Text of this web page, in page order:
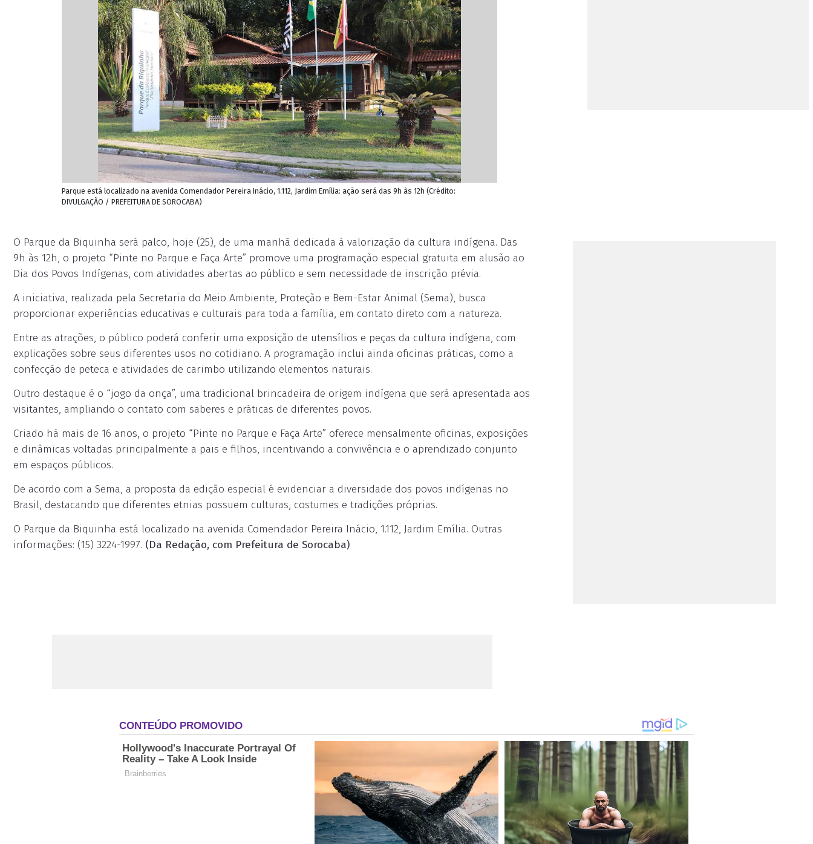
Parque está localizado na avenida Comendador Pereira Inácio, 1.112, Jardim Emília: ação será das 9h às 12h (Crédito:
DIVULGAÇÃO / PREFEITURA DE SOROCABA)
O Parque da Biquinha será palco, hoje (25), de uma manhã dedicada à valorização da cultura indígena. Das
9h às 12h, o projeto “Pinte no Parque e Faça Arte” promove uma programação especial gratuita em alusão ao
Dia dos Povos Indígenas, com atividades abertas ao público e sem necessidade de inscrição prévia.
A iniciativa, realizada pela Secretaria do Meio Ambiente, Proteção e Bem-Estar Animal (Sema), busca
proporcionar experiências educativas e culturais para toda a família, em contato direto com a natureza.
Entre as atrações, o público poderá conferir uma exposição de utensílios e peças da cultura indígena, com
explicações sobre seus diferentes usos no cotidiano. A programação inclui ainda oficinas práticas, como a
confecção de peteca e atividades de carimbo utilizando elementos naturais.
Outro destaque é o “jogo da onça”, uma tradicional brincadeira de origem indígena que será apresentada aos
visitantes, ampliando o contato com saberes e práticas de diferentes povos.
Criado há mais de 16 anos, o projeto “Pinte no Parque e Faça Arte” oferece mensalmente oficinas, exposições
e dinâmicas voltadas principalmente a pais e filhos, incentivando a convivência e o aprendizado conjunto
em espaços públicos.
De acordo com a Sema, a proposta da edição especial é evidenciar a diversidade dos povos indígenas no
Brasil, destacando que diferentes etnias possuem culturas, costumes e tradições próprias.
O Parque da Biquinha está localizado na avenida Comendador Pereira Inácio, 1.112, Jardim Emília. Outras
informações: (15) 3224-1997. (Da Redação, com Prefeitura de Sorocaba)